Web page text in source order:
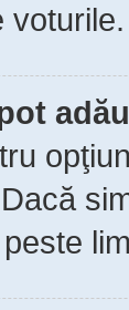
voturile.